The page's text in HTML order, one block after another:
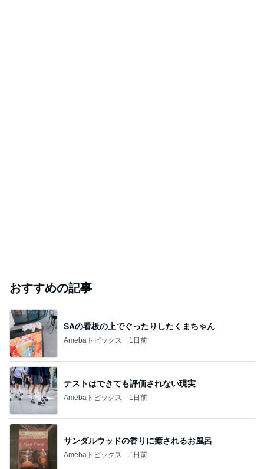
おすすめの記事
SAの看板の上でぐったりしたくまちゃん
Amebaトピックス 1日前
テストはできても評価されない現実
Amebaトピックス 1日前
サンダルウッドの香りに癒されるお風呂
Amebaトピックス 1日前